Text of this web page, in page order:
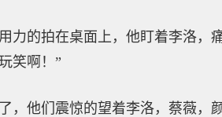
力的拍在桌面上，他盯着李洛，
笑啊！”
，他们震惊的望着李洛，蔡薇